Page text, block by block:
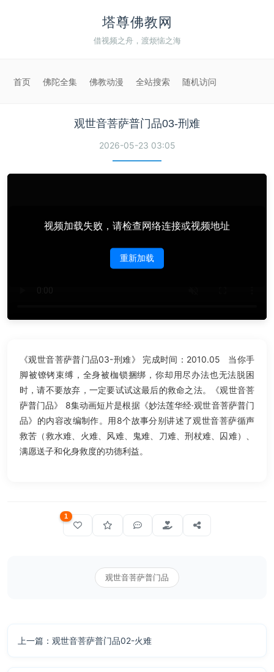
塔尊佛教网
借视频之舟，渡烦恼之海
首页 佛陀全集 佛教动漫 全站搜索 随机访问
观世音菩萨普门品03-刑难
2026-05-23 03:05
视频加载失败，请检查网络连接或视频地址
重新加载
《观世音菩萨普门品03-刑难》 完成时间：2010.05 当你手
脚被镣铐束缚，全身被枷锁捆绑，你却用尽办法也无法脱困
时，请不要放弃，一定要试试这最后的救命之法。《观世音菩
萨普门品》 8集动画短片是根据《妙法莲华经·观世音菩萨普门
品》的内容改编制作。用8个故事分别讲述了观世音菩萨循声
救苦（救水难、火难、风难、鬼难、刀难、刑杖难、囚难）、
满愿送子和化身救度的功德利益。
1
观世音菩萨普门品
上一篇：观世音菩萨普门品02-火难